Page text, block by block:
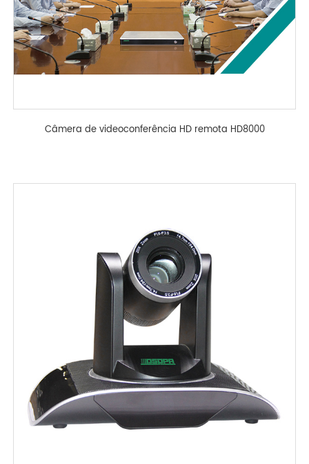
Câmera de videoconferência HD remota HD8000